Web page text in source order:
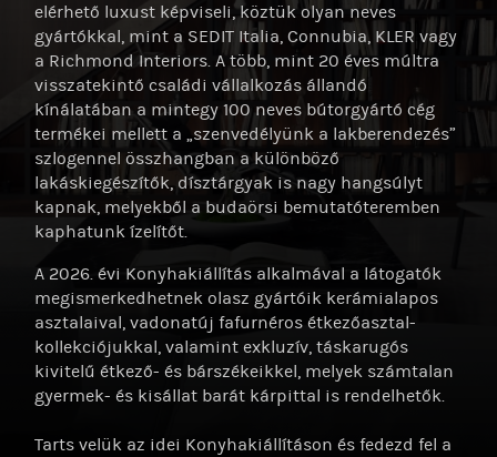
elérhető luxust képviseli, köztük olyan neves
gyártókkal, mint a SEDIT Italia, Connubia, KLER vagy
a Richmond Interiors. A több, mint 20 éves múltra
visszatekintő családi vállalkozás állandó
kínálatában a mintegy 100 neves bútorgyártó cég
termékei mellett a „szenvedélyünk a lakberendezés”
szlogennel összhangban a különböző
lakáskiegészítők, dísztárgyak is nagy hangsúlyt
kapnak, melyekből a budaörsi bemutatóteremben
kaphatunk ízelítőt.
A 2026. évi Konyhakiállítás alkalmával a látogatók
megismerkedhetnek olasz gyártóik kerámialapos
asztalaival, vadonatúj fafurnéros étkezőasztal-
kollekciójukkal, valamint exkluzív, táskarugós
kivitelű étkező- és bárszékeikkel, melyek számtalan
gyermek- és kisállat barát kárpittal is rendelhetők.
Tarts velük az idei Konyhakiállításon és fedezd fel a